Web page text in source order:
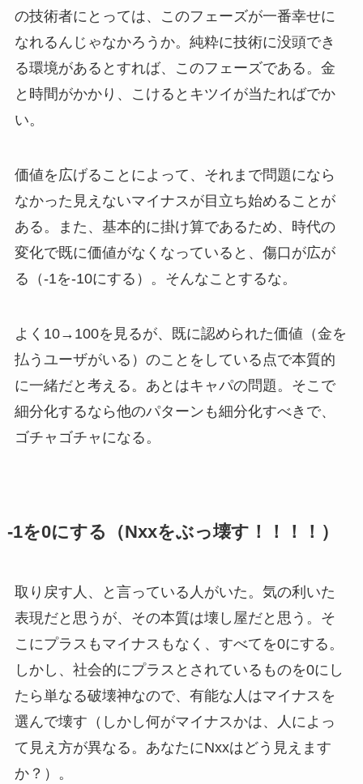
の技術者にとっては、このフェーズが一番幸せに
なれるんじゃなかろうか。純粋に技術に没頭でき
る環境があるとすれば、このフェーズである。金
と時間がかかり、こけるとキツイが当たればでか
い。
価値を広げることによって、それまで問題になら
なかった見えないマイナスが目立ち始めることが
ある。また、基本的に掛け算であるため、時代の
変化で既に価値がなくなっていると、傷口が広が
る（-1を-10にする）。そんなことするな。
よく10→100を見るが、既に認められた価値（金を
払うユーザがいる）のことをしている点で本質的
に一緒だと考える。あとはキャパの問題。そこで
細分化するなら他のパターンも細分化すべきで、
ゴチャゴチャになる。
-1を0にする（Nxxをぶっ壊す！！！！）
取り戻す人、と言っている人がいた。気の利いた
表現だと思うが、その本質は壊し屋だと思う。そ
こにプラスもマイナスもなく、すべてを0にする。
しかし、社会的にプラスとされているものを0にし
たら単なる破壊神なので、有能な人はマイナスを
選んで壊す（しかし何がマイナスかは、人によっ
て見え方が異なる。あなたにNxxはどう見えます
か？）。